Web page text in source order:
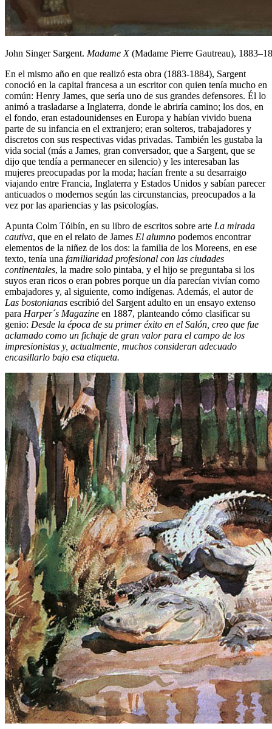
John Singer Sargent. Madame X(Madame Pierre Gautreau),
En el mismo año en que realizó esta obra (1883-1884), Sargent
conoció en la capital francesa a un escritor con quien tenía mucho en
común: Henry James, que sería uno de sus grandes defensores. Él lo
animó a trasladarse a Inglaterra, donde le abriría camino; los dos, en
el fondo, eran estadounidenses en Europa y habían vivido buena
parte de su infancia en el extranjero; eran solteros, trabajadores y
discretos con sus respectivas vidas privadas. También les gustaba la
vida social (más a James, gran conversador, que a Sargent, que se
dijo que tendía a permanecer en silencio) y les interesaban las
mujeres preocupadas por la moda; hacían frente a su desarraigo
viajando entre Francia, Inglaterra y Estados Unidos y sabían parecer
anticuados o modernos según las circunstancias, preocupados a la
vez por las apariencias y las psicologías.
Apunta Colm Tóibín, en su libro de escritos sobre arte La mirada
cautiva, que en el relato de James El alumno podemos encontrar
elementos de la niñez de los dos: la familia de los Moreens, en ese
texto, tenía una familiaridad profesional con las ciudades
continentales, la madre solo pintaba, y el hijo se preguntaba si los
suyos eran ricos o eran pobres porque un día parecían vivían como
embajadores y, al siguiente, como indígenas. Además, el autor de
Las bostonianas escribió del Sargent adulto en un ensayo extenso
para Harper´s Magazine en 1887, planteando cómo clasificar su
genio: Desde la época de su primer éxito en el Salón, creo que fue
aclamado como un fichaje de gran valor para el campo de los
impresionistas y, actualmente, muchos consideran adecuado
encasillarlo bajo esa etiqueta.